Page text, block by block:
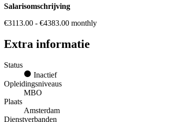
Salarisomschrijving
€3113.00 - €4383.00 monthly
Extra informatie
Status
Inactief
Opleidingsniveaus
MBO
Plaats
Amsterdam
Dienstverbanden